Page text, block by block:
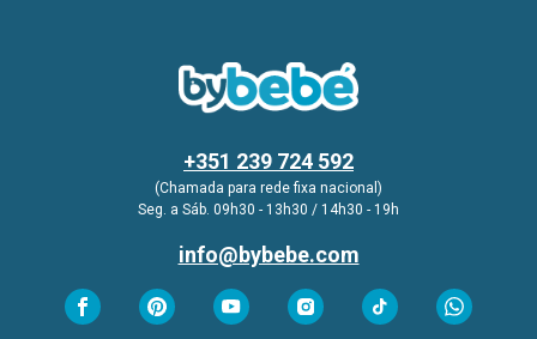
+351 239 724 592
(Chamada para rede fixa nacional)
Seg. a Sáb. 09h30 - 13h30 / 14h30 - 19h
info@bybebe.com